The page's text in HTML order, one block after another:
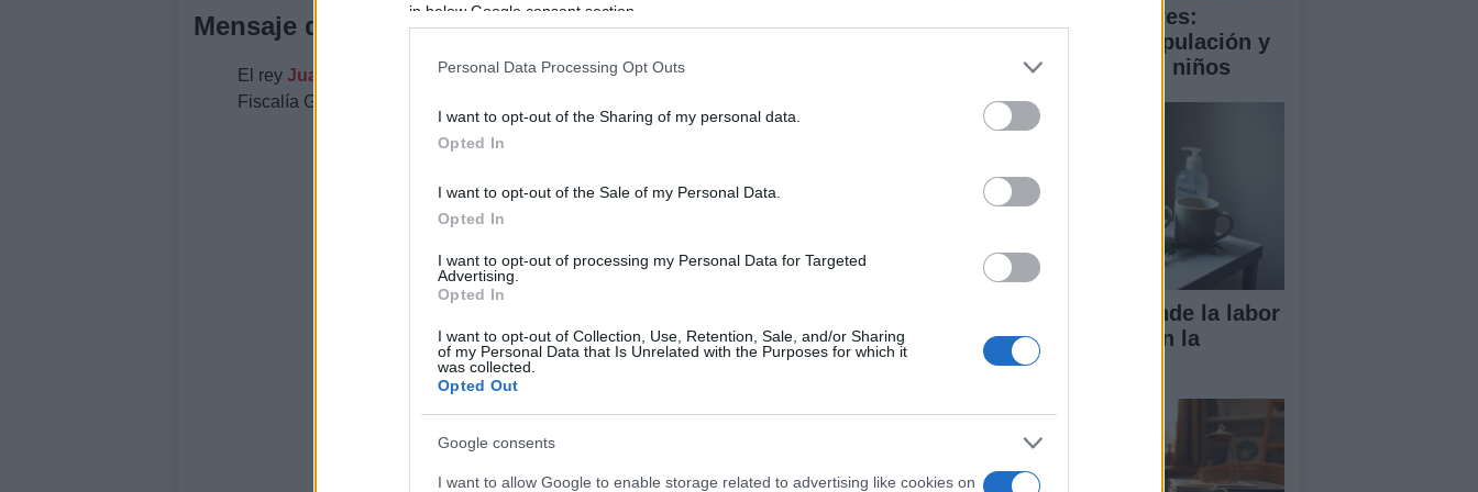
in below Google consent section.
Personal Data Processing Opt Outs
I want to opt-out of the Sharing of my personal data.
Opted In
I want to opt-out of the Sale of my Personal Data.
Opted In
I want to opt-out of processing my Personal Data for Targeted
Advertising.
Opted In
I want to opt-out of Collection, Use, Retention, Sale, and/or Sharing
of my Personal Data that Is Unrelated with the Purposes for which it
was collected.
Opted Out
Google consents
I want to allow Google to enable storage related to advertising like cookies on
Mensaje del Rey emérito al periodista Raúl del Pozo
El rey Juan Carlos
, según el periodista Raúl del Pozo, está esperando a que la
Fiscalía General del Estado cierre las investigaciones para volver a España.
Grooming en menores:
estrategias de manipulación y
cómo proteger a los niños
Candela Peña defiende la labor
de las enfermeras en la
sanidad